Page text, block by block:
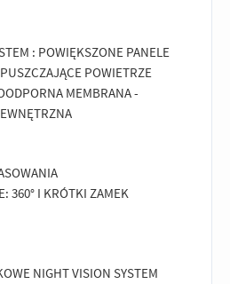
: POWIĘKSZONE PANELE
POWIETRZE
MEMBRANA -
360° I KRÓTKI ZAMEK
NIGHT VISION SYSTEM